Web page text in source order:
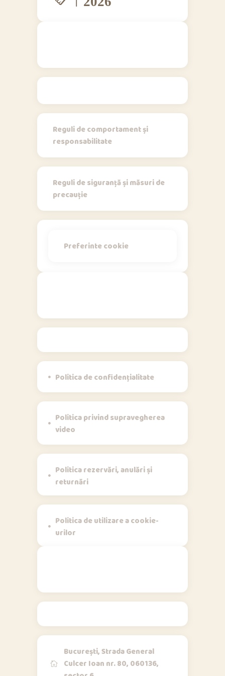
Reguli de comportament și
responsabilitate
Reguli de siguranță și măsuri de
precauție
Preferinte cookie
Politica de confidențialitate
Politica privind supravegherea
video
Politica rezervări, anulări și
returnări
Politica de utilizare a cookie-
urilor
București, Strada General
Culcer Ioan nr. 80, 060136,